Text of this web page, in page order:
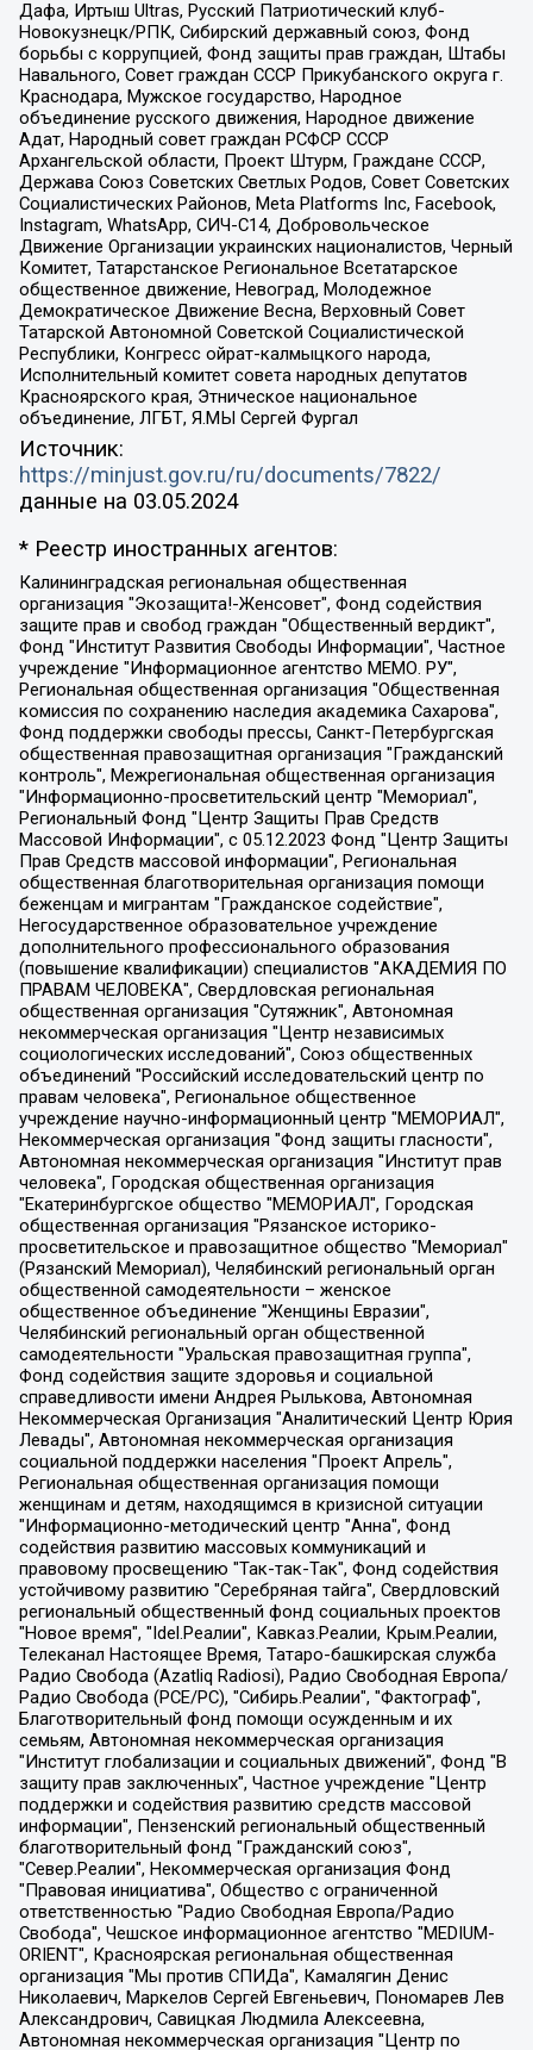
Дафа, Иртыш Ultras, Русский Патриотический клуб-
Новокузнецк/РПК, Сибирский державный союз, Фонд
борьбы с коррупцией, Фонд защиты прав граждан, Штабы
Навального, Совет граждан СССР Прикубанского округа г.
Краснодара, Мужское государство, Народное
объединение русского движения, Народное движение
Адат, Народный совет граждан РСФСР СССР
Архангельской области, Проект Штурм, Граждане СССР,
Держава Союз Советских Светлых Родов, Совет Советских
Социалистических Районов, Meta Platforms Inc, Facebook,
Instagram, WhatsApp, СИЧ-С14, Добровольческое
Движение Организации украинских националистов, Черный
Комитет, Татарстанское Региональное Всетатарское
общественное движение, Невоград, Молодежное
Демократическое Движение Весна, Верховный Совет
Татарской Автономной Советской Социалистической
Республики, Конгресс ойрат-калмыцкого народа,
Исполнительный комитет совета народных депутатов
Красноярского края, Этническое национальное
объединение, ЛГБТ, Я.МЫ Сергей Фургал
Источник:
https://minjust.gov.ru/ru/documents/7822/
данные на 03.05.2024
* Реестр иностранных агентов:
Калининградская региональная общественная организация "Экозащита!-Женсовет", Фонд содействия защите прав и свобод граждан "Общественный вердикт", Фонд "Институт Развития Свободы Информации", Частное учреждение "Информационное агентство МЕМО. РУ", Региональная общественная организация "Общественная комиссия по сохранению наследия академика Сахарова", Фонд поддержки свободы прессы, Санкт-Петербургская общественная правозащитная организация "Гражданский контроль", Межрегиональная общественная организация "Информационно-просветительский центр "Мемориал", Региональный Фонд "Центр Защиты Прав Средств Массовой Информации", с 05.12.2023 Фонд "Центр Защиты Прав Средств массовой информации", Региональная общественная благотворительная организация помощи беженцам и мигрантам "Гражданское содействие", Негосударственное образовательное учреждение дополнительного профессионального образования (повышение квалификации) специалистов "АКАДЕМИЯ ПО ПРАВАМ ЧЕЛОВЕКА", Свердловская региональная общественная организация "Сутяжник", Автономная некоммерческая организация "Центр независимых социологических исследований", Союз общественных объединений "Российский исследовательский центр по правам человека", Региональное общественное учреждение научно-информационный центр "МЕМОРИАЛ", Некоммерческая организация "Фонд защиты гласности", Автономная некоммерческая организация "Институт прав человека", Городская общественная организация "Екатеринбургское общество "МЕМОРИАЛ", Городская общественная организация "Рязанское историко-просветительское и правозащитное общество "Мемориал" (Рязанский Мемориал), Челябинский региональный орган общественной самодеятельности – женское общественное объединение "Женщины Евразии", Челябинский региональный орган общественной самодеятельности "Уральская правозащитная группа", Фонд содействия защите здоровья и социальной справедливости имени Андрея Рылькова, Автономная Некоммерческая Организация "Аналитический Центр Юрия Левады", Автономная некоммерческая организация социальной поддержки населения "Проект Апрель", Региональная общественная организация помощи женщинам и детям, находящимся в кризисной ситуации "Информационно-методический центр "Анна", Фонд содействия развитию массовых коммуникаций и правовому просвещению "Так-так-Так", Фонд содействия устойчивому развитию "Серебряная тайга", Свердловский региональный общественный фонд социальных проектов "Новое время", "Idel.Реалии", Кавказ.Реалии, Крым.Реалии, Телеканал Настоящее Время, Татаро-башкирская служба Радио Свобода (Azatliq Radiosi), Радио Свободная Европа/Радио Свобода (PCE/PC), "Сибирь.Реалии", "Фактограф", Благотворительный фонд помощи осужденным и их семьям, Автономная некоммерческая организация "Институт глобализации и социальных движений", Фонд "В защиту прав заключенных", Частное учреждение "Центр поддержки и содействия развитию средств массовой информации", Пензенский региональный общественный благотворительный фонд "Гражданский союз", "Север.Реалии", Некоммерческая организация Фонд "Правовая инициатива", Общество с ограниченной ответственностью "Радио Свободная Европа/Радио Свобода", Чешское информационное агентство "MEDIUM-ORIENT", Красноярская региональная общественная организация "Мы против СПИДа", Камалягин Денис Николаевич, Маркелов Сергей Евгеньевич, Пономарев Лев Александрович, Савицкая Людмила Алексеевна, Автономная некоммерческая организация "Центр по работе с проблемой насилия "НАСИЛИЮ.НЕТ", Межрегиональный профессиональный союз работников здравоохранения "Альянс врачей", Юридическое лицо, зарегистрированное в Латвийской Республике, SIA "Medusa Project" (регистрационный номер 40103797863, дата регистрации 10.06.2014), Некоммерческая организация "Фонд по борьбе с коррупцией", Автономная некоммерческая организация "Институт права и публичной политики", Баданин Роман Сергеевич, Гликин Максим Александрович, Железнова Мария Михайловна, Лукьянова Юлия Сергеевна, Маетная Елизавета Витальевна, Маняхин Петр Борисович, Чуракова Ольга Владимировна, Ярош Юлия Петровна, Юридическое лицо "The Insider SIA", зарегистрированное в Риге, Латвийская Республика (дата регистрации 26.06.2015), являющееся администратором доменного имени интернет-издания "The Insider SIA", https://theins.ru, Постернак Алексей Евгеньевич, Рубин Михаил Аркадьевич, Анин Роман Александрович, Юридическое лицо Istories fonds, зарегистрированное в Латвийской Республике (регистрационный номер 50008295751, дата регистрации 24.02.2020), Великовский Дмитрий Александрович, Долинина Ирина Николаевна, Мароховская Алеся Алексеевна, Шлейнов Роман Юрьевич, Шмагун Олеся Валентиновна, Общество с ограниченной ответственностью "Альтаир 2021", Общество с ограниченной ответственностью "Вега 2021", Общество с ограниченной ответственностью "Главный редактор 2021", Общество с ограниченной ответственностью "Ромашки монолит", Важенков Артем Валерьевич, Ивановская областная общественная организация "Центр гендерных исследований", Гурман Юрий Альбертович, Медиапроект "ОВД-Инфо", Егоров Владимир Владимирович, Жилинский Владимир Александрович, Общество с ограниченной ответственностью "ЗП", Иванова София Юрьевна, Карезина Инна Павловна, Кильтау Екатерина Викторовна, Петров Алексей Викторович, Пискунов Сергей Евгеньевич, Смирнов Сергей Сергеевич, Тихонов Михаил Сергеевич, Общество с ограниченной ответственностью "ЖУРНАЛИСТ-ИНОСТРАННЫЙ АГЕНТ", Арапова Галина Юрьевна, Вольтская Татьяна Анатольевна, Американская компания "Mason G.E.S. Anonymous Foundation" (США), являющаяся владельцем интернет-издания https://mnews.world/, Компания "Stichting Bellingcat", зарегистрированная в Нидерландах (дата регистрации 11.07.2018), Захаров Андрей Вячеславович, Клепиковская Екатерина Дмитриевна, Общество с ограниченной ответственностью "МЕМО", Перл Роман Александрович, Симонов Евгений Алексеевич, Соловьева Елена Анатольевна, Сотников Даниил Владимирович, Сурначева Елизавета Дмитриевна, Автономная некоммерческая организация по защите прав человека и информированию населения "Якутия – Наше Мнение", Общество с ограниченной ответственностью "Москоу диджитал медиа", с 26.01.2023 Общество с ограниченной ответственностью "Чайка Белые сады", Ветошкина Валерия Валерьевна, Заговора Максим Александрович, Межрегиональное общественное движение "Российская ЛГБТ - сеть", Оленичев Максим Владимирович, Павлов Иван Юрьевич, Скворцова Елена Сергеевна, Общество с ограниченной ответственностью "Как бы инагент", Кочетков Игорь Викторович, Общество с ограниченной ответственностью "Честные выборы", Еланчик Олег Александрович, Общество с ограниченной ответственностью "Нобелевский призыв", Гималова Регина Эмилевна, Григорьев Андрей Валерьевич, Григорьева Алина Александровна, Ассоциация по содействию защите прав призывников, альтернативнослужащих и военнослужащих "Правозащитная группа "Гражданин.Армия.Право", Хисамова Регина Фаритовна, Автономная некоммерческая организация по реализации социально-правовых программ "Лилит", Дальневосточное общественное движение "Маяк", Санкт-Петербургская ЛГБТ-инициативная группа "Выход", Инициативная группа ЛГБТ+ "Реверс", Алексеев Андрей Викторович, Бекбулатова Таисия Львовна, Беляев Иван Михайлович, Владыкина Елена Сергеевна, Гельман Марат Александрович, Никульшина Вероника Юрьевна, Толоконникова Надежда Андреевна, Шендерович Виктор Анатольевич, Общество с ограниченной ответственностью "Данное сообщение", Общество с ограниченной ответственностью Издательский дом "Новая глава", Айнбиндер Александра Александровна, Московский комьюнити-центр для ЛГБТ+инициатив, Благотворительный фонд развития филантропии, Deutsche Welle (Германия, Kurt-Schumacher-Strasse 3, 53113 Bonn), Борзунова Мария Михайловна, Воробьев Виктор Викторович, Голубева Анна Львовна, Константинова Алла Михайловна, Малкова Ирина Владимировна, Мурадов Мурад Абдулгалимович, Осетинская Елизавета Николаевна, Понасенков Евгений Николаевич, Ганапольский Матвей Юрьевич, Киселев Евгений Алексеевич, Борухович Ирина Григорьевна, Дремин Иван Тимофеевич, Дубровский Дмитрий Викторович, Красноярская региональная общественная организация поддержки и развития альтернативных образовательных технологий и межкультурных коммуникаций "ИНТЕРРА", Маяковская Екатерина Алексеевна, Фейгин Марк Захарович, Филимонов Андрей Викторович, Дзугкоева Регина Николаевна, Доброхотов Роман Александрович, Дудь Юрий Александрович, Елкин Сергей Владимирович, Кругликов Кирилл Игоревич, Сабунаева Мария Леонидовна, Семенов Алексей Владимирович, Шаинян Карен Багратович, Шульман Екатерина Михайловна, Асафьев Артур Валерьевич, Вахштайн Виктор Семенович, Венедиктов Алексей Алексеевич, Лушникова Екатерина Евгеньевна, Волков Леонид Михайлович, Невзоров Александр Глебович, Пархоменко Сергей Борисович, Сироткин Ярослав Николаевич, Кара-Мурза Владимир Владимирович, Баранова Наталья Владимировна, Гозман Леонид Яковлевич, Кагарлицкий Борис Юльевич, Климарев Михаил Валерьевич, Милов Владимир Станиславович, Автономная некоммерческая организация Краснодарский центр современного искусства "Типография", Моргенштерн Алишер Тагирович, Соболь Любовь Эдуардовна, Общество с ограниченной ответственностью "ЛИЗА НОРМ", Каспаров Гарри Кимович, Ходорковский Михаил Борисович, Общество с ограниченной ответственностью "Апрельские тезисы", Данилович Ирина Брониславовна, Кашин Олег Владимирович, Петров Николай Владимирович, Пивоваров Алексей Владимирович, Соколов Михаил Владимирович, Цветкова Юлия Владимировна, Чичваркин Евгений Александрович, Комитет против пыток/Команда против пыток, Общество с ограниченной ответственностью "Первый научный", Общество с ограниченной ответственностью "Вертолет и ко", Белоцерковская Вероника Борисовна, Кац Максим Евгеньевич, Лазарева Татьяна Юрьевна, Шаведдинов Руслан Табризович, Яшин Илья Валерьевич, Общество с ограниченной ответственностью "Иноагент ААВ", Алешковский Дмитрий Петрович, Альбац Евгения Марковна, Быков Дмитрий Львович, Галямина Юлия Евгеньевна, Лойко Сергей Леонидович, Мартынов Кирилл Константинович, Медведев Сергей Александрович, Крашенинников Федор Геннадиевич, Гордеева Катерина Вл